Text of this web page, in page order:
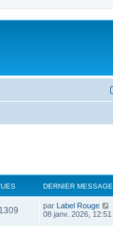
DERNIER MESSAGE
par Label Rouge
08 janv. 2026, 12:51